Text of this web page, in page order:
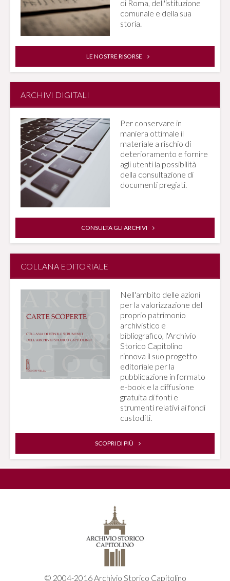
di Roma, dell'istituzione
comunale e della sua
storia.
LE NOSTRE RISORSE
ARCHIVI DIGITALI
Per conservare in
maniera ottimale il
materiale a rischio di
deterioramento e fornire
agli utenti la possibilità
della consultazione di
documenti pregiati.
CONSULTA GLI ARCHIVI
COLLANA EDITORIALE
Nell'ambito delle azioni
per la valorizzazione del
proprio patrimonio
archivistico e
bibliografico, l'Archivio
Storico Capitolino
rinnova il suo progetto
editoriale per la
pubblicazione in formato
e-book e la diffusione
gratuita di fonti e
strumenti relativi ai fondi
custoditi.
SCOPRI DI PIÙ
© 2004-2016 Archivio Storico Capitolino